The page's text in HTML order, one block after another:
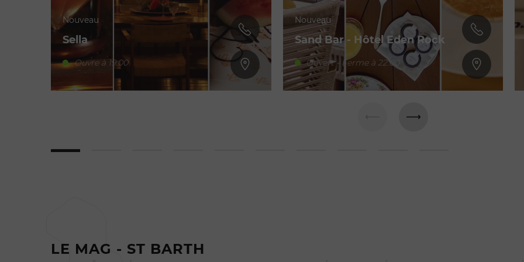
Nouveau
Sella
Ouvre à 19:00
Nouveau
Sand Bar - Hôtel Eden Rock
Ouvert - Ferme à 22:00
LE MAG - ST BARTH